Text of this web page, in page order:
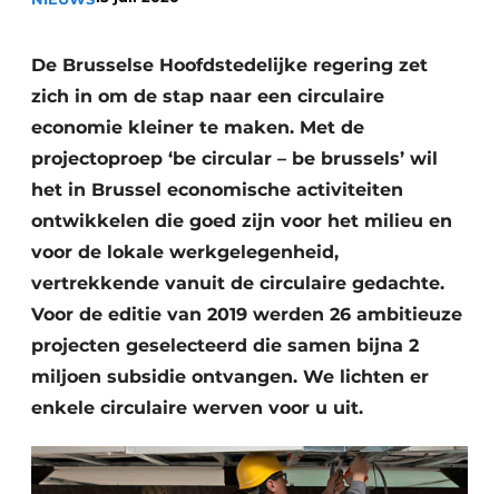
recyclingstroom in België
Vacatures
Video’s
Kranen
Recyclinginstallaties
Detectieapparatuur
Persen
Stofbeheersing
Uitrustingsstukken
Transportbanden
De Brusselse Hoofdstedelijke regering zet
zich in om de stap naar een circulaire
economie kleiner te maken. Met de
projectoproep ‘be circular – be brussels’ wil
het in Brussel economische activiteiten
ontwikkelen die goed zijn voor het milieu en
voor de lokale werkgelegenheid,
vertrekkende vanuit de circulaire gedachte.
Voor de editie van 2019 werden 26 ambitieuze
projecten geselecteerd die samen bijna 2
miljoen subsidie ontvangen. We lichten er
enkele circulaire werven voor u uit.